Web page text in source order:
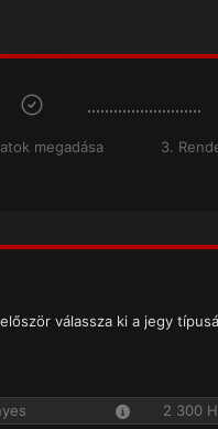
megadása 3.
válassza ki a jegy
2 300